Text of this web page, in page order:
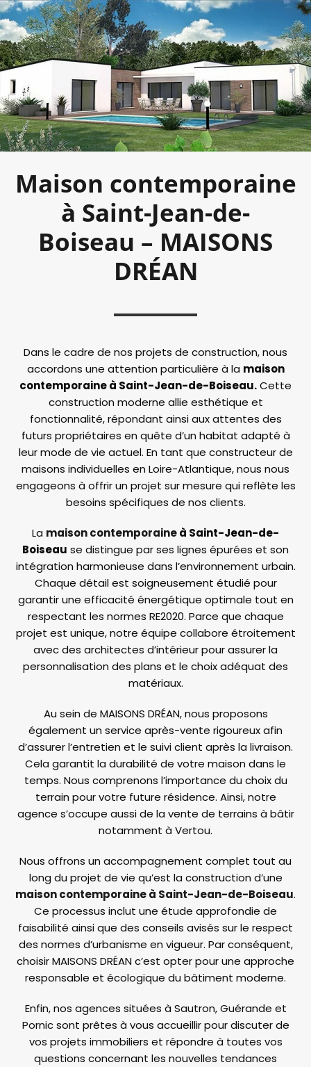
Maison contemporaine
à Saint-Jean-de-
Boiseau – MAISONS
DRÉAN
Dans le cadre de nos projets de construction, nous
accordons une attention particulière à la maison
contemporaine à Saint-Jean-de-Boiseau.Cette
construction moderne allie esthétique et
fonctionnalité, répondant ainsi aux attentes des
futurs propriétaires en quête d’un habitat adapté à
leur mode de vie actuel. En tant que constructeur de
maisons individuelles en Loire-Atlantique, nous nous
engageons à offrir un projet sur mesure qui reflète les
besoins spécifiques de nos clients.
La maison contemporaineà Saint-Jean-de-
Boiseau se distingue par ses lignes épurées et son
intégration harmonieuse dans l’environnement urbain.
Chaque détail est soigneusement étudié pour
garantir une efficacité énergétique optimale tout en
respectant les normes RE2020. Parce que chaque
projet est unique, notre équipe collabore étroitement
avec des architectes d’intérieur pour assurer la
personnalisation des plans et le choix adéquat des
matériaux.
Au sein de MAISONS DRÉAN, nous proposons
également un service après-vente rigoureux afin
d’assurer l’entretien et le suivi client après la livraison.
Cela garantit la durabilité de votre maison dans le
temps. Nous comprenons l’importance du choix du
terrain pour votre future résidence. Ainsi, notre
agence s’occupe aussi de la vente de terrains à bâtir
notamment à Vertou.
Nous offrons un accompagnement complet tout au
long du projet de vie qu’est la construction d’une
maison contemporaine à Saint-Jean-de-Boiseau.
Ce processus inclut une étude approfondie de
faisabilité ainsi que des conseils avisés sur le respect
des normes d’urbanisme en vigueur. Par conséquent,
choisir MAISONS DRÉAN c’est opter pour une approche
responsable et écologique du bâtiment moderne.
Enfin, nos agences situées à Sautron, Guérande et
Pornic sont prêtes à vous accueillir pour discuter de
vos projets immobiliers et répondre à toutes vos
questions concernant les nouvelles tendances